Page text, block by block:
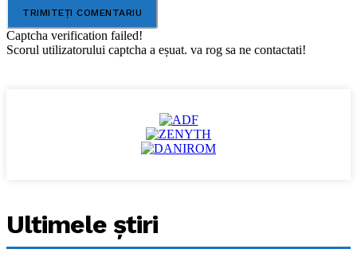
Captcha verification failed!
Scorul utilizatorului captcha a eșuat. va rog sa ne contactati!
Ultimele ştiri